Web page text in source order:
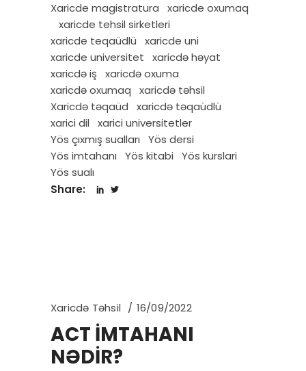
Xaricde magistratura
xaricde oxumaq
xaricde tehsil sirketleri
xaricde teqaüdlü
xaricde uni
xaricde universitet
xaricdə həyat
xaricdə iş
xaricdə oxuma
xaricdə oxumaq
xaricdə təhsil
Xaricdə təqaüd
xaricdə təqaüdlü
xarici dil
xarici universitetler
Yös çıxmış sualları
Yös dersi
Yös imtahanı
Yös kitabi
Yös kurslari
Yös sualı
Share:
Xaricdə Təhsil 16/09/2022
ACT İMTAHANI
NƏDİR?